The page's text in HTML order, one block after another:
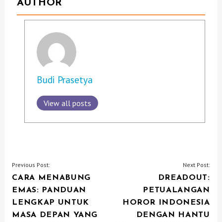
AUTHOR
Budi Prasetya
View all posts
P
O
S
T
Previous Post:
CARA MENABUNG
EMAS: PANDUAN
LENGKAP UNTUK
MASA DEPAN YANG
Next Post:
DREADOUT:
PETUALANGAN
HOROR INDONESIA
DENGAN HANTU